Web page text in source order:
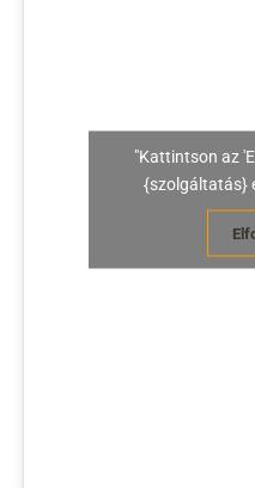
"Kattintson az
{szolgáltatás}